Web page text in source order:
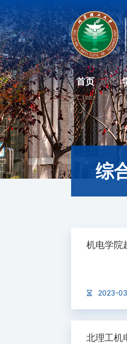
首页
综
机电学院
2023-
北理工机